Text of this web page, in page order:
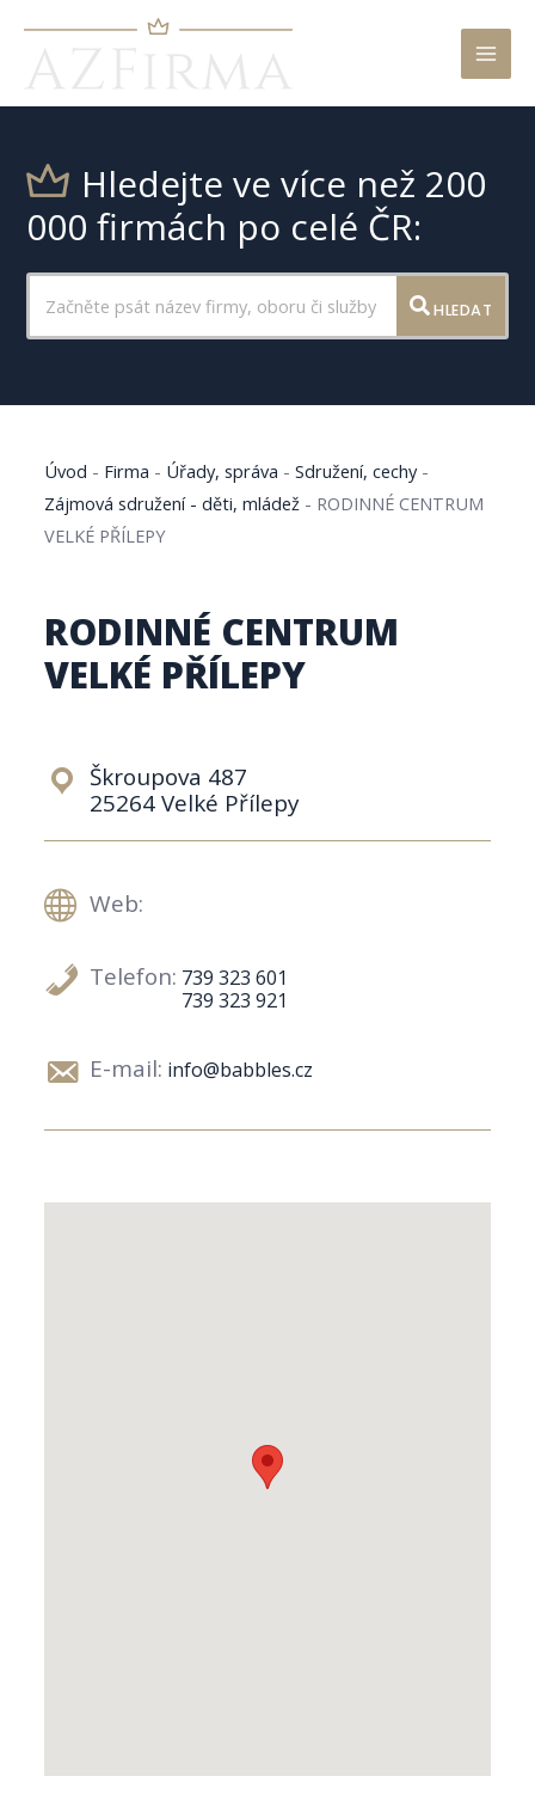
Hledejte ve více než 200
000 firmách po celé ČR:
HLEDAT
Úvod - Firma - Úřady, správa -Sdružení, cechy-
Zájmová sdružení - děti, mládež - RODINNÉ CENTRUM
VELKÉ PŘÍLEPY
RODINNÉ CENTRUM
VELKÉ PŘÍLEPY
Škroupova 487
25264 Velké Přílepy
Web:
Telefon: 739 323 601
739 323 921
E-mail: info@babbles.cz